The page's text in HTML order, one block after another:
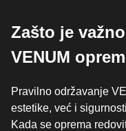
Zašto je
VENUM
Pravilno održavanje
estetike, već i
Kada se oprema